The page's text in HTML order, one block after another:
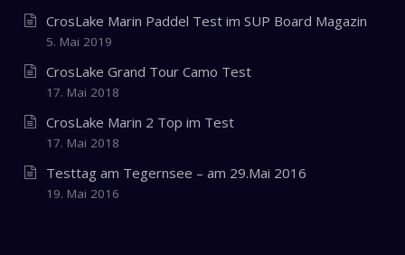
CrosLake Marin Paddel Test im SUP Board Magazin
5. Mai 2019
CrosLake Grand Tour Camo Test
17. Mai 2018
CrosLake Marin 2 Top im Test
17. Mai 2018
Testtag am Tegernsee – am 29.Mai 2016
19. Mai 2016